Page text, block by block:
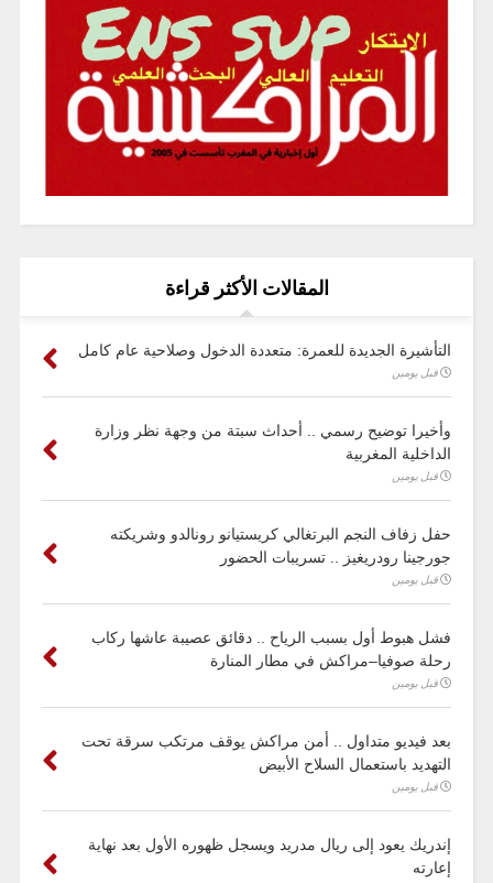
المقالات الأكثر قراءة
التأشيرة الجديدة للعمرة: متعددة الدخول وصلاحية عام كامل
قبل يومين
وأخيرا توضيح رسمي .. أحداث سبتة من وجهة نظر وزارة
الداخلية المغربية
قبل يومين
حفل زفاف النجم البرتغالي كريستيانو رونالدو وشريكته
جورجينا رودريغيز .. تسريبات الحضور
قبل يومين
فشل هبوط أول بسبب الرياح .. دقائق عصيبة عاشها ركاب
رحلة صوفيا–مراكش في مطار المنارة
قبل يومين
بعد فيديو متداول .. أمن مراكش يوقف مرتكب سرقة تحت
التهديد باستعمال السلاح الأبيض
قبل يومين
إندريك يعود إلى ريال مدريد ويسجل ظهوره الأول بعد نهاية
إعارته